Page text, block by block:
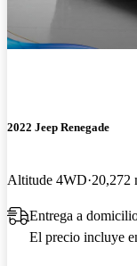
2022 Jeep Renegade
Altitude 4WD 20,272
Entrega a
El precio incluye